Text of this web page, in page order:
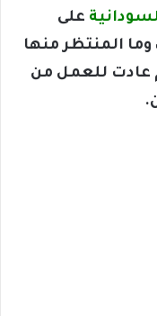
على
الصناعي نايل سات 2026، وما المنتظر منها
عادت للعمل من